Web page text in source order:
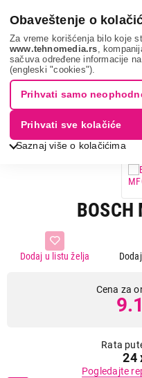
Obaveštenje o
Za vreme korišćenja bilo koje
www.tehnomedia.rs ,
sačuva određene informacije
(engleski "cookies").
Saznaj više o kolačićima
Prihvati samo
Prihvati sve kolačiće
Mali kuhinjski aparati
mfq36460s...
BOSCH
Dodaj u listu želja
Cena za
Rata
24
Pogledajte